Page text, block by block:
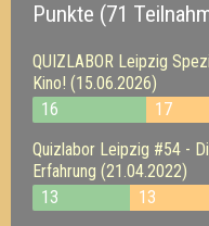
Punkte (71
QUIZLABOR Leipzig
Kino! (15.06.2026)
16
17
Quizlabor Leipzig #54 -
Erfahrung (21.04.2022)
13
13